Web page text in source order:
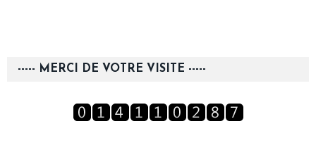
----- MERCI DE VOTRE VISITE -----